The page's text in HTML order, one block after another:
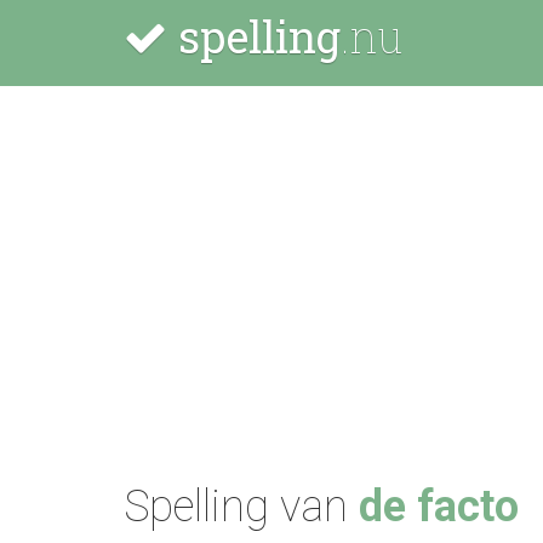
spelling.nu
Spelling van de facto